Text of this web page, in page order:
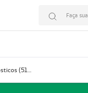
Faça
Prestador Medlife Consultas e Diagnósticos (51004334-2)